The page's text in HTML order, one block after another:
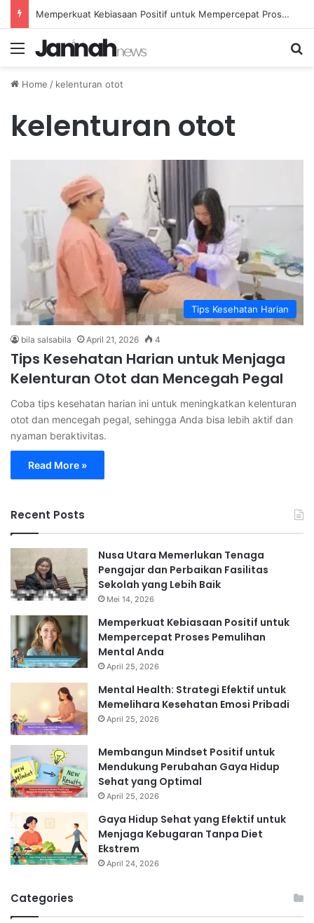
Memperkuat Kebiasaan Positif untuk Mempercepat Proses Pemulihan Mental Anda
Menu
Home / kelenturan otot
kelenturan otot
Tips Kesehatan Harian
bila salsabila April 21, 2026 4
Tips Kesehatan Harian untuk Menjaga
Kelenturan Otot dan Mencegah Pegal
Coba tips kesehatan harian ini untuk meningkatkan kelenturan
otot dan mencegah pegal, sehingga Anda bisa lebih aktif dan
nyaman beraktivitas.
Read More »
Recent Posts
Nusa Utara Memerlukan Tenaga
Pengajar dan Perbaikan Fasilitas
Sekolah yang Lebih Baik
Mei 14, 2026
Memperkuat Kebiasaan Positif untuk
Mempercepat Proses Pemulihan
Mental Anda
April 25, 2026
Mental Health: Strategi Efektif untuk
Memelihara Kesehatan Emosi Pribadi
April 25, 2026
Membangun Mindset Positif untuk
Mendukung Perubahan Gaya Hidup
Sehat yang Optimal
April 25, 2026
Gaya Hidup Sehat yang Efektif untuk
Menjaga Kebugaran Tanpa Diet
Ekstrem
April 24, 2026
Categories